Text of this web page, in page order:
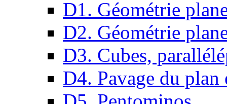
D1. Géométrie
D2. Géométrie
D3. Cubes,
D4. Pavage du plan